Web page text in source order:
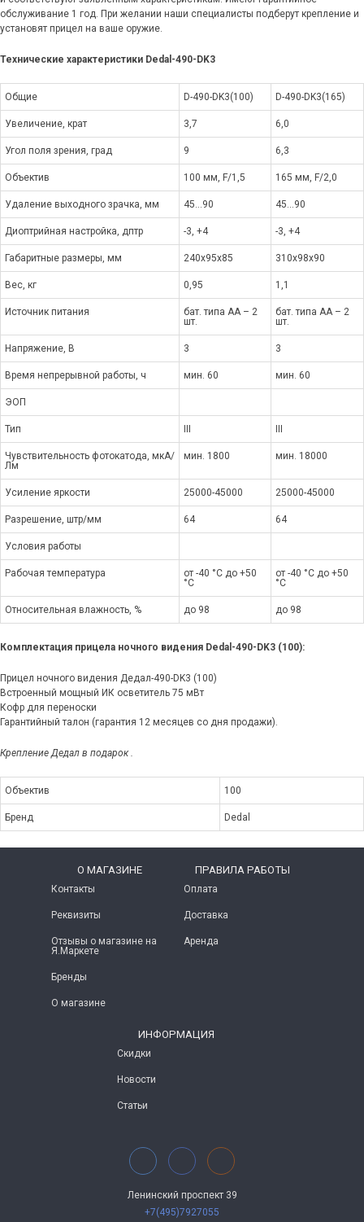
обслуживание 1 год. При желании наши специалисты подберут крепление и
установят прицел на ваше оружие.
Технические характеристики Dedal-490-DK3
Общие D-490-DK3(100) D-490-DK3(165)
Увеличение, крат 3,7 6,0
Угол поля зрения, град 9 6,3
Объектив 100 мм, F/1,5 165 мм, F/2,0
Удаление выходного зрачка, мм 45...90 45...90
Диоптрийная настройка, дптр -3, +4 -3, +4
Габаритные размеры, мм 240х95х85 310х98х90
Вес, кг 0,95 1,1
Источник питания
бат. типа АА – 2
шт.
бат. типа АА – 2
шт.
Напряжение, В 3 3
Время непрерывной работы, ч мин. 60 мин. 60
ЭОП
Тип
Чувствительность фотокатода, мкА/
Лм
мин. 1800 мин. 18000
Усиление яркости 25000-45000 25000-45000
Разрешение, штр/мм 64 64
Условия работы
Рабочая температура
от -40 °C до +50
°C
от -40 °C до +50
°C
Относительная влажность, % до 98 до 98
Комплектация прицела ночного видения Dedal -490-DK3 (100):
Прицел ночного видения Дедал-490-DK3 (100)
Встроенный мощный ИК осветитель 75 мВт
Кофр для переноски
Гарантийный талон (гарантия 12 месяцев со дня продажи).
Крепление Дедал в подарок .
Объектив 100
Бренд Dedal
O МАГАЗИНЕ
Контакты
Реквизиты
Отзывы о магазине на
Я.Маркете
Бренды
О магазине
ПРАВИЛА РАБОТЫ
Оплата
Доставка
Аренда
ИНФОРМАЦИЯ
Скидки
Новости
Статьи
Ленинский проспект 39
+7(495)7927055